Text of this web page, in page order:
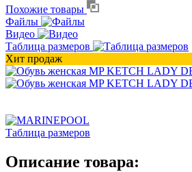
Похожие товары
Файлы
Видео
Таблица размеров
Хит продаж
Таблица размеров
Описание товара: